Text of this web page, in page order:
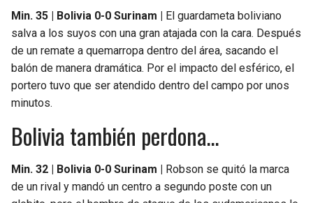
Min. 35 | Bolivia 0-0 Surinam |
El guardameta boliviano
salva a los suyos con una gran atajada con la cara. Después
de un remate a quemarropa dentro del área, sacando el
balón de manera dramática. Por el impacto del esférico, el
portero tuvo que ser atendido dentro del campo por unos
minutos.
Bolivia también perdona…
Min. 32 | Bolivia 0-0 Surinam |
Robson se quitó la marca
de un rival y mandó un centro a segundo poste con un